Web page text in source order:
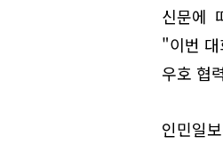
신문에
"이번 대
우호 협
인민일